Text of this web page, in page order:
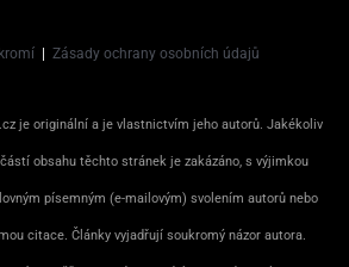
| Zásady ochrany osobních údajů
je originální a je vlastnictvím jeho autorů. Jakékoliv
obsahu těchto stránek je zakázáno, s výjimkou
písemným (e-mailovým) svolením autorů nebo
citace. Články vyjadřují soukromý názor autora.